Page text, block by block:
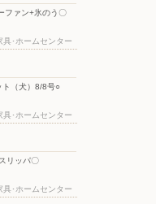
ファン+氷のう〇
具･ホームセンター
ト（犬）8/8号○
具･ホームセンター
リッパ〇
具･ホームセンター